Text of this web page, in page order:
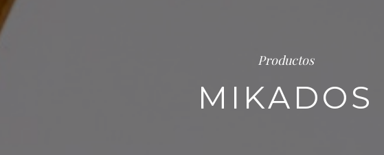
Productos
MIKADOS